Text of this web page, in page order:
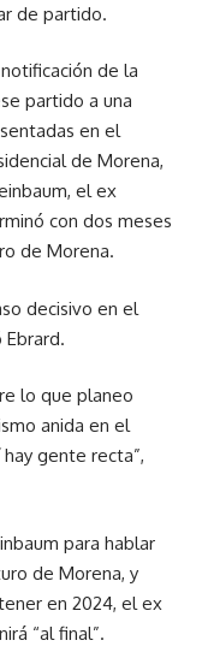
de partido.
de la
partido a una
en el
de Morena,
el ex
con dos meses
de Morena.
decisivo en el
lo que planeo
anida en el
gente recta”,
para hablar
de Morena, y
en 2024, el ex
“al final”.